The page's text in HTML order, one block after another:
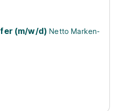
(m/w/d) Netto Marken-